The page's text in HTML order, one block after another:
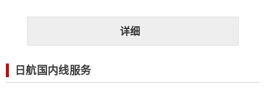
详细
日航国内线服务